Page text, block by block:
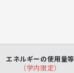
エネルギーの使用量等
（学内限定）